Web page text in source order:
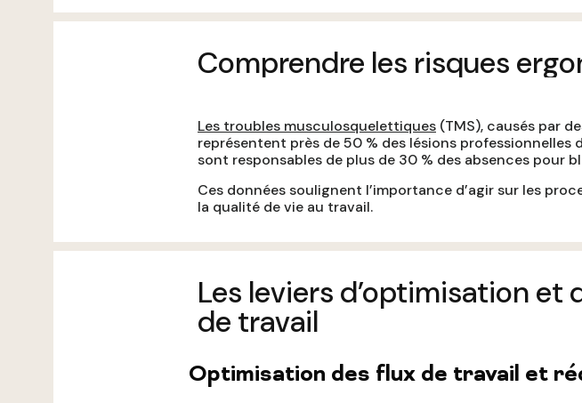
Comprendre les risques
Les troubles musculosquelettiques (TMS), causés par
représentent près de 50 % des lésions professionnelles
sont responsables de plus de 30 % des absences pour
Ces données soulignent l’importance d’agir sur les
la qualité de vie au travail.
Les leviers d’optimisation et
de travail
Optimisation des flux de travail et